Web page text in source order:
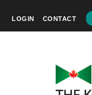
LOGIN CONTACT